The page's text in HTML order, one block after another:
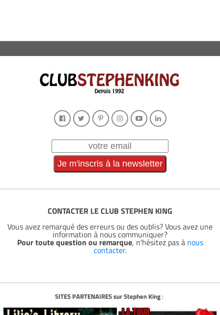
CONTACTER LE CLUB STEPHEN KING
Vous avez remarqué des erreurs ou des oublis? Vous avez une
information à nous communiquer?
Pour toute question ou remarque, n'hésitez pas à nous
contacter.
SITES PARTENAIRES sur Stephen King: